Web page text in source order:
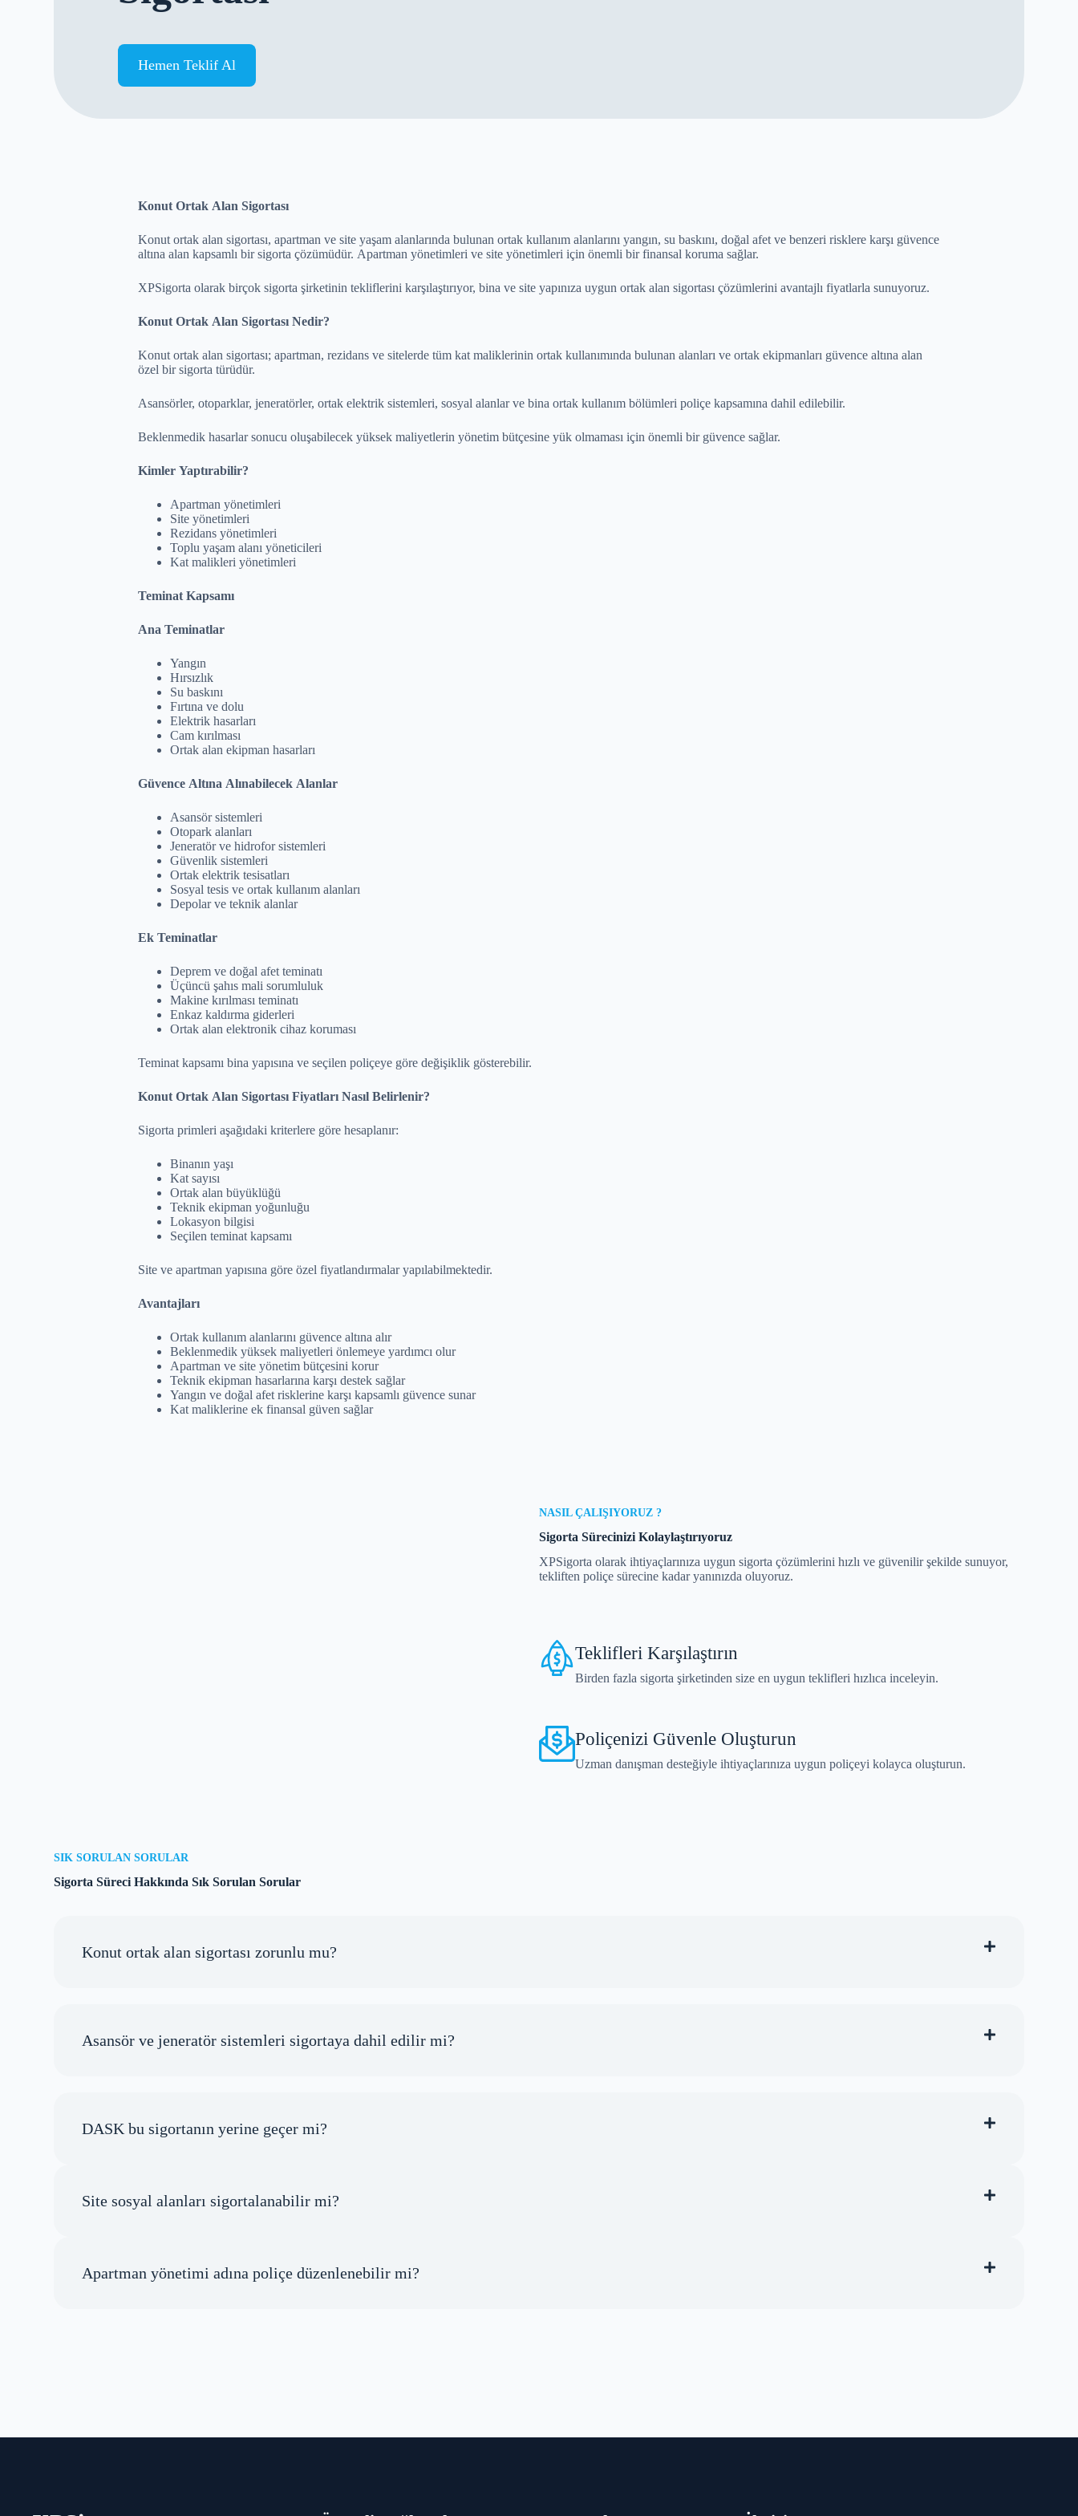
Hemen Teklif Al
Konut Ortak Alan Sigortası
Konut ortak alan sigortası, apartman ve site yaşam alanlarında bulunan ortak kullanım alanlarını yangın, su baskını, doğal afet ve benzeri risklere karşı güvence
altına alan kapsamlı bir sigorta çözümüdür. Apartman yönetimleri ve site yönetimleri için önemli bir finansal koruma sağlar.
XPSigorta olarak birçok sigorta şirketinin tekliflerini karşılaştırıyor, bina ve site yapınıza uygun ortak alan sigortası çözümlerini avantajlı fiyatlarla sunuyoruz.
Konut Ortak Alan Sigortası Nedir?
Konut ortak alan sigortası; apartman, rezidans ve sitelerde tüm kat maliklerinin ortak kullanımında bulunan alanları ve ortak ekipmanları güvence altına alan
özel bir sigorta türüdür.
Asansörler, otoparklar, jeneratörler, ortak elektrik sistemleri, sosyal alanlar ve bina ortak kullanım bölümleri poliçe kapsamına dahil edilebilir.
Beklenmedik hasarlar sonucu oluşabilecek yüksek maliyetlerin yönetim bütçesine yük olmaması için önemli bir güvence sağlar.
Kimler Yaptırabilir?
Apartman yönetimleri
Site yönetimleri
Rezidans yönetimleri
Toplu yaşam alanı yöneticileri
Kat malikleri yönetimleri
Teminat Kapsamı
Ana Teminatlar
Yangın
Hırsızlık
Su baskını
Fırtına ve dolu
Elektrik hasarları
Cam kırılması
Ortak alan ekipman hasarları
Güvence Altına Alınabilecek Alanlar
Asansör sistemleri
Otopark alanları
Jeneratör ve hidrofor sistemleri
Güvenlik sistemleri
Ortak elektrik tesisatları
Sosyal tesis ve ortak kullanım alanları
Depolar ve teknik alanlar
Ek Teminatlar
Deprem ve doğal afet teminatı
Üçüncü şahıs mali sorumluluk
Makine kırılması teminatı
Enkaz kaldırma giderleri
Ortak alan elektronik cihaz koruması
Teminat kapsamı bina yapısına ve seçilen poliçeye göre değişiklik gösterebilir.
Konut Ortak Alan Sigortası Fiyatları Nasıl Belirlenir?
Sigorta primleri aşağıdaki kriterlere göre hesaplanır:
Binanın yaşı
Kat sayısı
Ortak alan büyüklüğü
Teknik ekipman yoğunluğu
Lokasyon bilgisi
Seçilen teminat kapsamı
Site ve apartman yapısına göre özel fiyatlandırmalar yapılabilmektedir.
Avantajları
Ortak kullanım alanlarını güvence altına alır
Beklenmedik yüksek maliyetleri önlemeye yardımcı olur
Apartman ve site yönetim bütçesini korur
Teknik ekipman hasarlarına karşı destek sağlar
Yangın ve doğal afet risklerine karşı kapsamlı güvence sunar
Kat maliklerine ek finansal güven sağlar
NASIL ÇALIŞIYORUZ ?
Sigorta Sürecinizi Kolaylaştırıyoruz
XPSigorta olarak ihtiyaçlarınıza uygun sigorta çözümlerini hızlı ve güvenilir şekilde sunuyor,
tekliften poliçe sürecine kadar yanınızda oluyoruz.
Teklifleri Karşılaştırın
Birden fazla sigorta şirketinden size en uygun teklifleri hızlıca inceleyin.
Poliçenizi Güvenle Oluşturun
Uzman danışman desteğiyle ihtiyaçlarınıza uygun poliçeyi kolayca oluşturun.
SIK SORULAN SORULAR
Sigorta Süreci Hakkında Sık Sorulan Sorular
Konut ortak alan sigortası zorunlu mu?
Asansör ve jeneratör sistemleri sigortaya dahil edilir mi?
DASK bu sigortanın yerine geçer mi?
Site sosyal alanları sigortalanabilir mi?
Apartman yönetimi adına poliçe düzenlenebilir mi?